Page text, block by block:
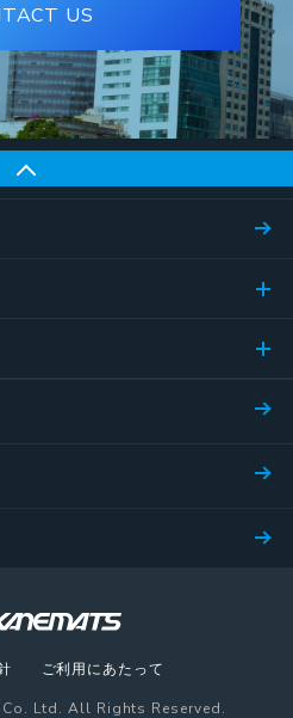
US
ご利用にあたって
Ltd. All Rights Reserved.